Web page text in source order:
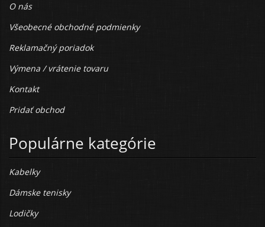
O nás
Všeobecné obchodné podmienky
Reklamačný poriadok
Výmena / vrátenie tovaru
Kontakt
Pridať obchod
Populárne kategórie
Kabelky
Dámske tenisky
Lodičky